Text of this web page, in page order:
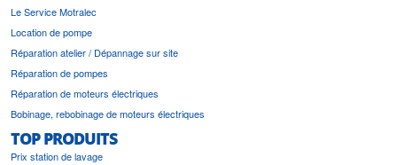
Le Service Motralec
Location de pompe
Réparation atelier / Dépannage sur site
Réparation de pompes
Réparation de moteurs électriques
Bobinage, rebobinage de moteurs électriques
TOP PRODUITS
Prix station de lavage